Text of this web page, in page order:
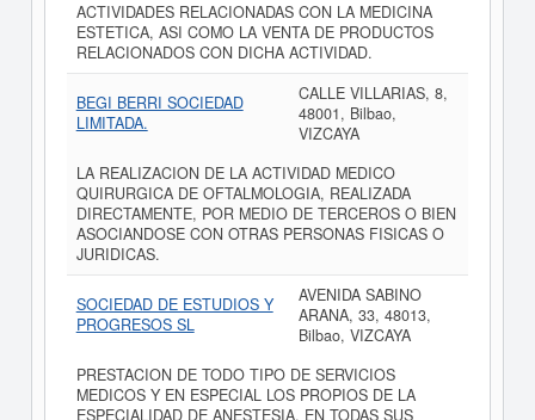
ACTIVIDADES RELACIONADAS CON LA MEDICINA
ESTETICA, ASI COMO LA VENTA DE PRODUCTOS
RELACIONADOS CON DICHA ACTIVIDAD.
BEGI BERRI SOCIEDAD
LIMITADA.
CALLE VILLARIAS, 8,
48001, Bilbao,
VIZCAYA
LA REALIZACION DE LA ACTIVIDAD MEDICO
QUIRURGICA DE OFTALMOLOGIA, REALIZADA
DIRECTAMENTE, POR MEDIO DE TERCEROS O BIEN
ASOCIANDOSE CON OTRAS PERSONAS FISICAS O
JURIDICAS.
SOCIEDAD DE ESTUDIOS Y
PROGRESOS SL
AVENIDA SABINO
ARANA, 33, 48013,
Bilbao, VIZCAYA
PRESTACION DE TODO TIPO DE SERVICIOS
MEDICOS Y EN ESPECIAL LOS PROPIOS DE LA
ESPECIALIDAD DE ANESTESIA, EN TODAS SUS